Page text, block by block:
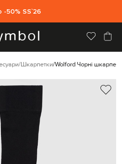
-50% SS`26
Шкарпетки Wolford Чорні